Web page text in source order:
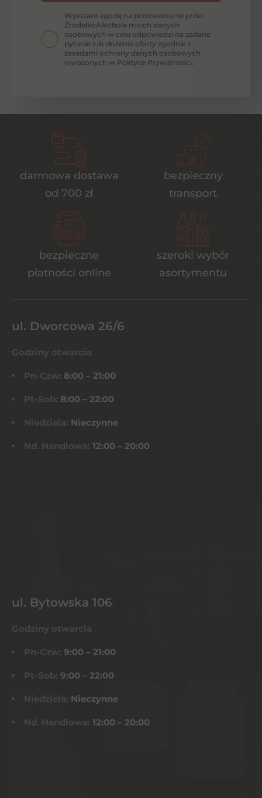
Wyrażam zgodę na przetwarzanie przez
ŹrodełkoAlkohole moich danych
osobowych w celu odpowiedzi na zadane
pytanie lub złożenie oferty zgodnie z
zasadami ochrony danych osobowych
wyrażonych w Polityce Prywatności.
darmowa dostawa
od 700 zł
bezpieczny
transport
bezpieczne
płatności online
szeroki wybór
asortymentu
ul. Dworcowa 26/6
Godziny otwarcia
Pn-Czw: 8:00 – 21:00
Pt-Sob: 8:00 – 22:00
Niedziela: Nieczynne
Nd. Handlowa: 12:00 – 20:00
ul. Bytowska 106
Godziny otwarcia
Pn-Czw: 9:00 – 21:00
Pt-Sob: 9:00 – 22:00
Niedziela: Nieczynne
Nd. Handlowa: 12:00 – 20:00